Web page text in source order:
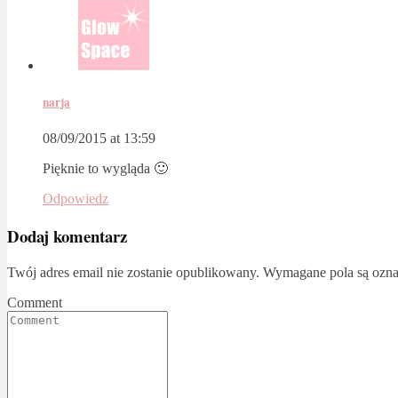
narja
08/09/2015 at 13:59
Pięknie to wygląda 🙂
Odpowiedz
Dodaj komentarz
Twój adres email nie zostanie opublikowany. Wymagane pola są
Comment